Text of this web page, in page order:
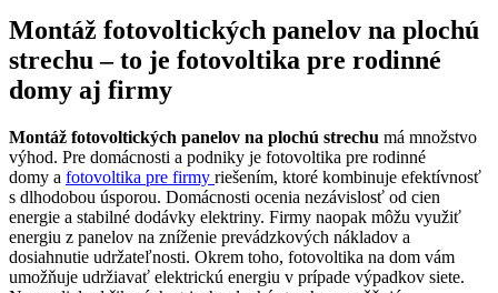
Montáž fotovoltických panelov na plochú
strechu – to je fotovoltika pre rodinné
domy aj firmy
Montáž fotovoltických panelov na plochú strechu má množstvo
výhod. Pre domácnosti a podniky je fotovoltika pre rodinné
domy a fotovoltika pre firmy riešením, ktoré kombinuje efektívnosť
s dlhodobou úsporou. Domácnosti ocenia nezávislosť od cien
energie a stabilné dodávky elektriny. Firmy naopak môžu využiť
energiu z panelov na zníženie prevádzkových nákladov a
dosiahnutie udržateľnosti. Okrem toho, fotovoltika na dom vám
umožňuje udržiavať elektrickú energiu v prípade výpadkov siete.